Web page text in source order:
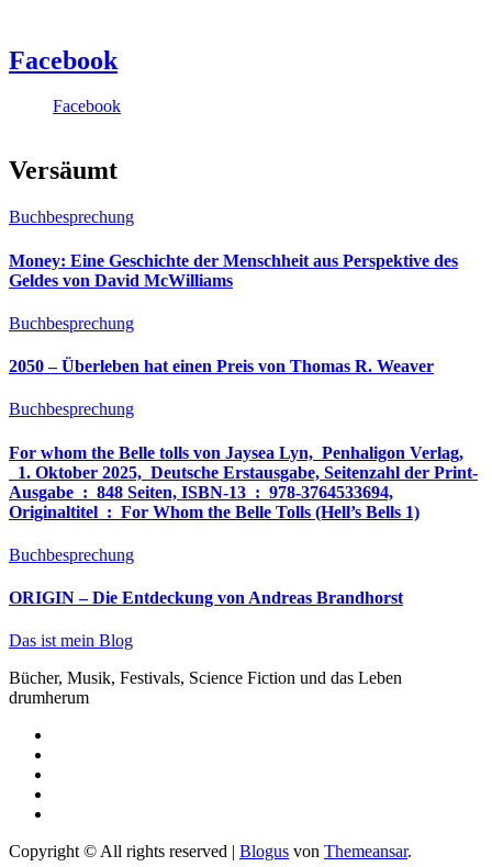
Facebook
Facebook
Versäumt
Buchbesprechung
Money: Eine Geschichte der Menschheit aus Perspektive des
Geldes von David McWilliams
Buchbesprechung
2050 – Überleben hat einen Preis von Thomas R. Weaver
Buchbesprechung
For whom the Belle tolls von Jaysea Lyn, ‎ Penhaligon Verlag,
‎ 1. Oktober 2025, ‎ Deutsche Erstausgabe, Seitenzahl der Print-
Ausgabe ‏ : ‎ 848 Seiten, ISBN-13 ‏ : ‎ 978-3764533694,
Originaltitel ‏ : ‎ For Whom the Belle Tolls (Hell’s Bells 1)
Buchbesprechung
ORIGIN – Die Entdeckung von Andreas Brandhorst
Das ist mein Blog
Bücher, Musik, Festivals, Science Fiction und das Leben
drumherum
Copyright © All rights reserved | Blogus von Themeansar.